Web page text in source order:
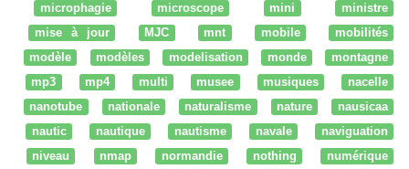
microphagie
microscope mini
ministre
mise à jour
MJC mnt mobile
mobilités
modèle
modèles modelisation monde
montagne
mp3
mp4 multi musee musiques
nacelle
nanotube
nationale naturalisme nature
nausicaa
nautic
nautique nautisme navale
naviguation
niveau
nmap normandie nothing
numérique